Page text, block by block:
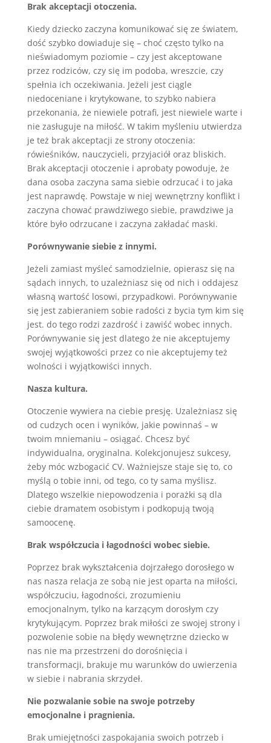
Brak akceptacji otoczenia.
Kiedy dziecko zaczyna komunikować się ze światem,
dość szybko dowiaduje się – choć często tylko na
nieświadomym poziomie – czy jest akceptowane
przez rodziców, czy się im podoba, wreszcie, czy
spełnia ich oczekiwania. Jeżeli jest ciągle
niedoceniane i krytykowane, to szybko nabiera
przekonania, że niewiele potrafi, jest niewiele warte i
nie zasługuje na miłość. W takim myśleniu utwierdza
je też brak akceptacji ze strony otoczenia:
rówieśników, nauczycieli, przyjaciół oraz bliskich.
Brak akceptacji otoczenie i aprobaty powoduje, że
dana osoba zaczyna sama siebie odrzucać i to jaka
jest naprawdę. Powstaje w niej wewnętrzny konflikt i
zaczyna chować prawdziwego siebie, prawdziwe ja
które było odrzucane i zaczyna zakładać maski.
Porównywanie siebie z innymi.
Jeżeli zamiast myśleć samodzielnie, opierasz się na
sądach innych, to uzależniasz się od nich i oddajesz
własną wartość losowi, przypadkowi. Porównywanie
się jest zabieraniem sobie radości z bycia tym kim się
jest. do tego rodzi zazdrość i zawiść wobec innych.
Porównywanie się jest dlatego że nie akceptujemy
swojej wyjątkowości przez co nie akceptujemy też
wolności i wyjątkowiści innych.
Nasza kultura.
Otoczenie wywiera na ciebie presję. Uzależniasz się
od cudzych ocen i wyników, jakie powinnaś – w
twoim mniemaniu – osiągać. Chcesz być
indywidualna, oryginalna. Kolekcjonujesz sukcesy,
żeby móc wzbogacić CV. Ważniejsze staje się to, co
myślą o tobie inni, od tego, co ty sama myślisz.
Dlatego wszelkie niepowodzenia i porażki są dla
ciebie dramatem osobistym i podkopują twoją
samoocenę.
Brak współczucia i łagodności wobec siebie.
Poprzez brak wykształcenia dojrzałego dorosłego w
nas nasza relacja ze sobą nie jest oparta na miłości,
współczuciu, łagodności, zrozumieniu
emocjonalnym, tylko na karzącym dorosłym czy
krytykującym. Poprzez brak miłości ze swojej strony i
pozwolenie sobie na błędy wewnętrzne dziecko w
nas nie ma przestrzeni do dorośnięcia i
transformacji, brakuje mu warunków do uwierzenia
w siebie i nabrania skrzydeł.
Nie pozwalanie sobie na swoje potrzeby
emocjonalne i pragnienia.
Brak umiejętności zaspokajania swoich potrzeb i